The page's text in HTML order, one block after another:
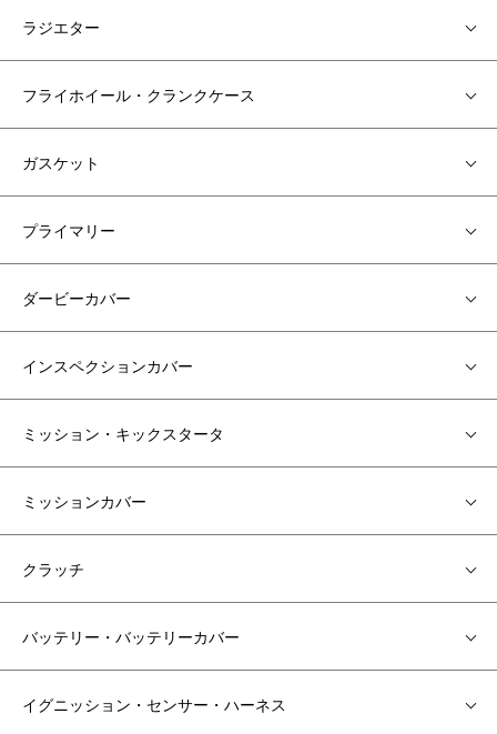
ラジエター
フライホイール・クランクケース
ガスケット
プライマリー
ダービーカバー
インスペクションカバー
ミッション・キックスタータ
ミッションカバー
クラッチ
バッテリー・バッテリーカバー
イグニッション・センサー・ハーネス